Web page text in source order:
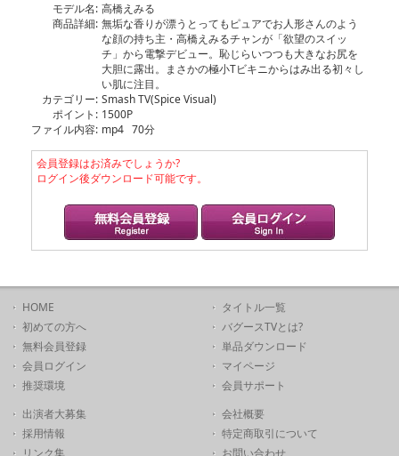
モデル名: 高橋えみる
商品詳細: 無垢な香りが漂うとってもピュアでお人形さんのよう
な顔の持ち主・高橋えみるチャンが「欲望のスイッ
チ」から電撃デビュー。恥じらいつつも大きなお尻を
大胆に露出。まさかの極小Tビキニからはみ出る初々し
い肌に注目。
カテゴリー: Smash TV(Spice Visual)
ポイント: 1500P
ファイル内容: mp4 70分
会員登録はお済みでしょうか?
ログイン後ダウンロード可能です。
HOME
初めての方へ
無料会員登録
会員ログイン
推奨環境
タイトル一覧
バグースTVとは?
単品ダウンロード
マイページ
会員サポート
出演者大募集
採用情報
リンク集
会社概要
特定商取引について
お問い合わせ